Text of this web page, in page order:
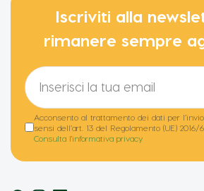
Iscriviti alla
rimanere sempre
Acconsento al trattamento dei dati per
sensi dell’art. 13 del Regolamento (UE) 2016/
Consulta l'informativa privacy